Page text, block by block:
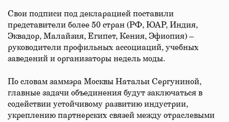
Свои подписи под декларацией поставили
представители более 50 стран (РФ, ЮАР, Индия,
Эквадор, Малайзия, Египет, Кения, Эфиопия) –
руководители профильных ассоциаций, учебных
заведений и организаторы недель моды.
По словам заммэра Москвы Натальи Сергуниной,
главные задачи объединения будут заключаться в
содействии устойчивому развитию индустрии,
укреплению партнерских связей между отраслевыми